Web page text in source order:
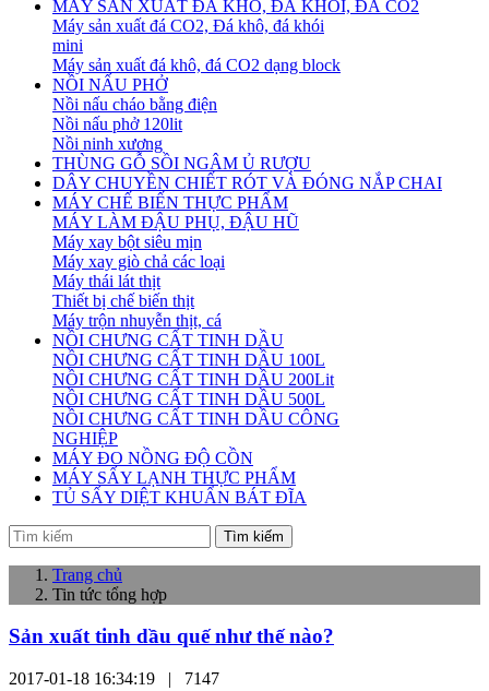
MÁY SẢN XUẤT ĐÁ KHÔ, ĐÁ KHÓI, ĐÁ CO2
Máy sản xuất đá CO2, Đá khô, đá khói
mini
Máy sản xuất đá khô, đá CO2 dạng block
NỒI NẤU PHỞ
Nồi nấu cháo bằng điện
Nồi nấu phở 120lit
Nồi ninh xương
THÙNG GỖ SỒI NGÂM Ủ RƯỢU
DÂY CHUYỀN CHIẾT RÓT VÀ ĐÓNG NẮP CHAI
MÁY CHẾ BIẾN THỰC PHẨM
MÁY LÀM ĐẬU PHỤ, ĐẬU HŨ
Máy xay bột siêu mịn
Máy xay giò chả các loại
Máy thái lát thịt
Thiết bị chế biến thịt
Máy trộn nhuyễn thịt, cá
NỒI CHƯNG CẤT TINH DẦU
NỒI CHƯNG CẤT TINH DẦU 100L
NỒI CHƯNG CẤT TINH DẦU 200Lit
NỒI CHƯNG CẤT TINH DẦU 500L
NỒI CHƯNG CẤT TINH DẦU CÔNG
NGHIỆP
MÁY ĐO NỒNG ĐỘ CỒN
MÁY SẤY LẠNH THỰC PHẨM
TỦ SẤY DIỆT KHUẨN BÁT ĐĨA
Tìm kiếm
Trang chủ
Tin tức tổng hợp
Sản xuất tinh dầu quế như thế nào?
2017-01-18 16:34:19 | 7147